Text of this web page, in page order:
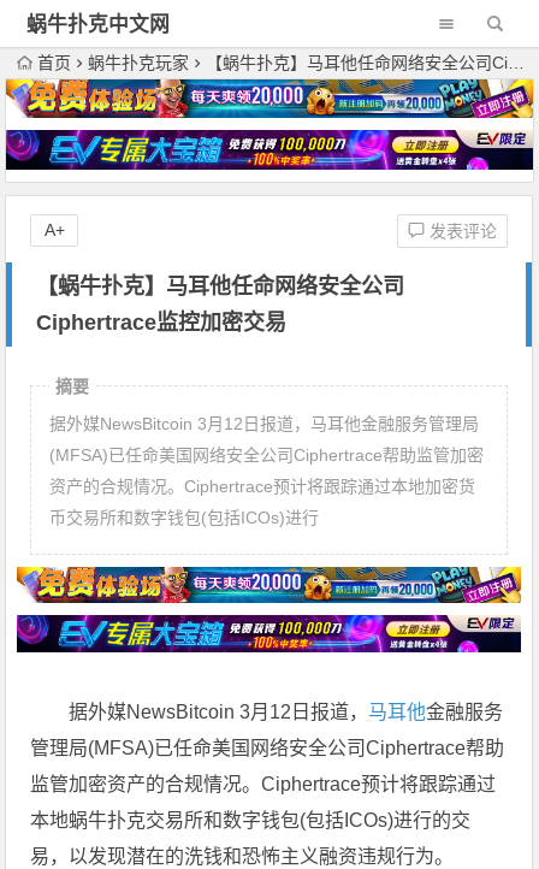
蜗牛扑克中文网
首页 蜗牛扑克玩家 【蜗牛扑克】马耳他任命网络安全公司Ciphertrace监控加密交易
【蜗牛扑克】马耳他任命网络安全公司
Ciphertrace监控加密交易
发表评论
A+
摘要
据外媒NewsBitcoin 3月12日报道，马耳他金融服务管理局
(MFSA)已任命美国网络安全公司Ciphertrace帮助监管加密
资产的合规情况。Ciphertrace预计将跟踪通过本地加密货
币交易所和数字钱包(包括ICOs)进行
据外媒NewsBitcoin 3月12日报道， 马耳他金融服务
管理局(MFSA)已任命美国网络安全公司Ciphertrace帮助
监管加密资产的合规情况。Ciphertrace预计将跟踪通过
本地蜗牛扑克交易所和数字钱包(包括ICOs)进行的交
易，以发现潜在的洗钱和恐怖主义融资违规行为。